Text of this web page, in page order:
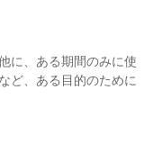
に、ある期間のみに使
ど、ある目的のために